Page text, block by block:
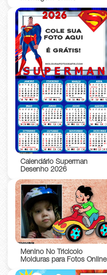
Calendário Superman
Desenho 2026
Menino No Tricicolo
Molduras para Fotos Online